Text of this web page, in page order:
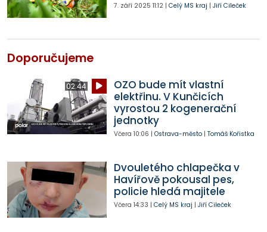
7. září 2025 11:12| Celý MS kraj | Jiří Cileček
Doporučujeme
02:44
OZO bude mít vlastní
elektřinu. V Kunčicích
vyrostou 2 kogenerační
jednotky
Včera 10:06 | Ostrava-město| Tomáš Kořistka
Dvouletého chlapečka v
Havířově pokousal pes,
policie hledá majitele
Včera 14:33 | Celý MS kraj | Jiří Cileček